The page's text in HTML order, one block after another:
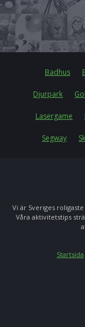
Badhus
Djurpark
Lasergame
Segway
Vi är Sveriges
Våra aktivitetstips
Startsida